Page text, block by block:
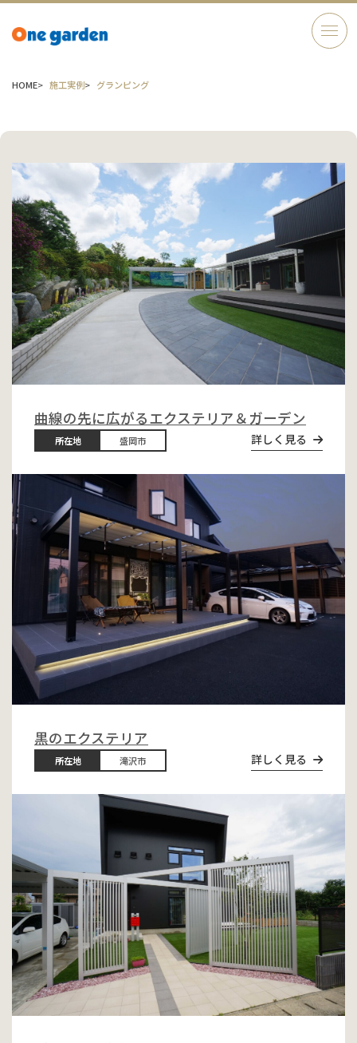
HOME 施工実例 グランピング
曲線の先に広がるエクステリア＆ガーデン
所在地 盛岡市 詳しく見る
黒のエクステリア
所在地 滝沢市 詳しく見る